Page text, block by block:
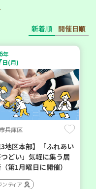
新着順 開催日順
年
日(月)
兵庫区
3地区本部】「ふれあい
どい」気軽に集う居
第1月曜日に開催）
ンティア